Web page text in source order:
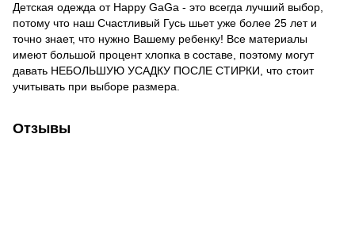
Детская одежда от Happy GaGa - это всегда лучший выбор,
потому что наш Счастливый Гусь шьет уже более 25 лет и
точно знает, что нужно Вашему ребенку! Все материалы
имеют большой процент хлопка в составе, поэтому могут
давать НЕБОЛЬШУЮ УСАДКУ ПОСЛЕ СТИРКИ, что стоит
учитывать при выборе размера.
Отзывы